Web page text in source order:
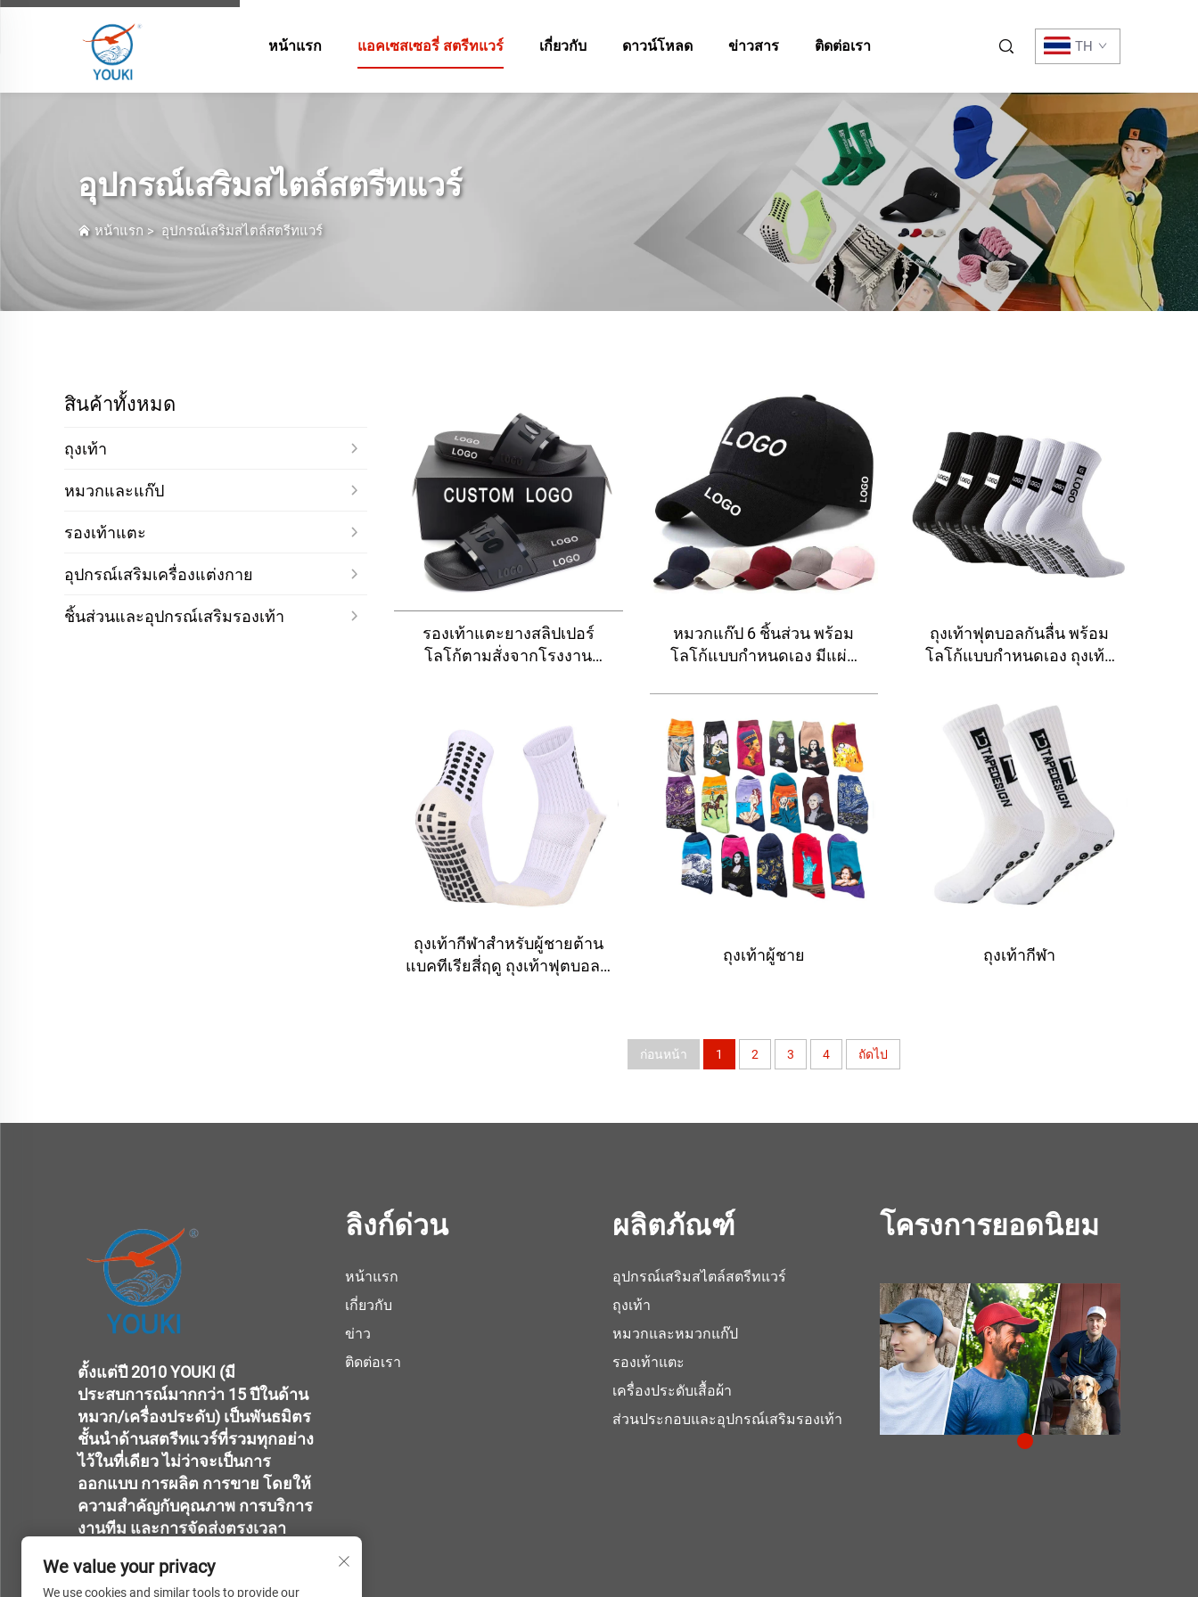
หน้าแรก แอคเซสเซอรี่ สตรีทแวร์ เกี่ยวกับ ดาวน์โหลด ข่าวสาร ติดต่อเรา TH
อุปกรณ์เสริมสไตล์สตรีทแวร์
หน้าแรก > อุปกรณ์เสริมสไตล์สตรีทแวร์
สินค้าทั้งหมด
ถุงเท้า
หมวกและแก๊ป
รองเท้าแตะ
อุปกรณ์เสริมเครื่องแต่งกาย
ชิ้นส่วนและอุปกรณ์เสริมรองเท้า
รองเท้าแตะยางสลิปเปอร์
โลโก้ตามสั่งจากโรงงาน
รองเท้าแตะชายหาดแบบสวม
ลื่นได้ทั้งชายและหญิง
หมวกแก๊ป 6 ชิ้นส่วน พร้อม
โลโก้แบบกำหนดเอง มีแผ่น
หมวกเบสบอลสไตล์คนขับรถ
บรรทุกสำหรับผู้ชาย
ถุงเท้าฟุตบอลกันลื่น พร้อม
โลโก้แบบกำหนดเอง ถุงเท้า
ถุงเท้ากีฬาสำหรับผู้ชายต้าน
แบคทีเรียสี่ฤดู ถุงเท้าฟุตบอลมี
ถุงเท้าผู้ชาย ถุงเท้ากีฬา
ก่อนหน้า 1 2 3 4 ถัดไป
ตั้งแต่ปี 2010 YOUKI (มี
ประสบการณ์มากกว่า 15 ปีในด้าน
หมวก/เครื่องประดับ) เป็นพันธมิตร
ชั้นนำด้านสตรีทแวร์ที่รวมทุกอย่าง
ไว้ในที่เดียว ไม่ว่าจะเป็นการ
ออกแบบ การผลิต การขาย โดยให้
ความสำคัญกับคุณภาพ การบริการ
งานทีม และการจัดส่งตรงเวลา
ลิงก์ด่วน
หน้าแรก
เกี่ยวกับ
ข่าว
ติดต่อเรา
ผลิตภัณฑ์
อุปกรณ์เสริมสไตล์สตรีทแวร์
ถุงเท้า
หมวกและหมวกแก๊ป
รองเท้าแตะ
เครื่องประดับเสื้อผ้า
ส่วนประกอบและอุปกรณ์เสริมรองเท้า
โครงการยอดนิยม
We value your privacy
We use cookies and similar tools to provide our